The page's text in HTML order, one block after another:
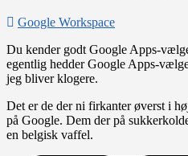
Google Workspace
Du kender godt Google Apps-
egentlig hedder Google Apps-
jeg bliver klogere.
Det er de der ni firkanter øverst i
på Google. Dem der på
en belgisk vaffel.